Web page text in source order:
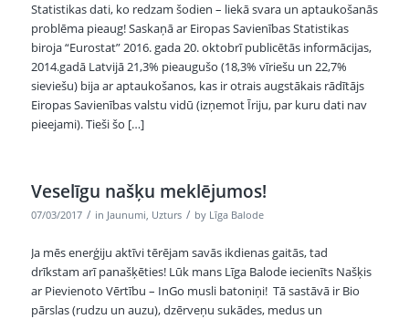
Statistikas dati, ko redzam šodien – liekā svara un aptaukošanās
problēma pieaug! Saskaņā ar Eiropas Savienības Statistikas
biroja “Eurostat” 2016. gada 20. oktobrī publicētās informācijas,
2014.gadā Latvijā 21,3% pieaugušo (18,3% vīriešu un 22,7%
sieviešu) bija ar aptaukošanos, kas ir otrais augstākais rādītājs
Eiropas Savienības valstu vidū (izņemot Īriju, par kuru dati nav
pieejami). Tieši šo […]
Veselīgu našķu meklējumos!
07/03/2017 / in Jaunumi, Uzturs / by Līga Balode
Ja mēs enerģiju aktīvi tērējam savās ikdienas gaitās, tad
drīkstam arī panašķēties! Lūk mans Līga Balode​ iecienīts Našķis
ar Pievienoto Vērtību – InGo​ musli batoniņi! Tā sastāvā ir Bio
pārslas (rudzu un auzu), dzērveņu sukādes, medus un